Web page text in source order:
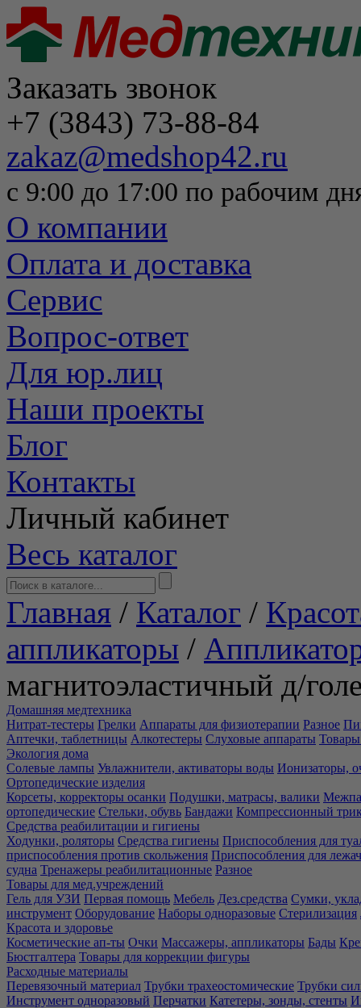
Заказать звонок
+7 (3843) 73-88-84
zakaz@medshop42.ru
с 9:00 до 17:00 по рабочим
О компании
Оплата и доставка
Сервис
Вопрос-ответ
Для юр.лиц
Наши проекты
Блог
Контакты
Личный кабинет
Весь каталог
Главная / Каталог /
аппликаторы /
магнитоэластичный д/
Домашняя медтехника
Нитрат-тестеры Грелки Аппараты для физиотерапии Разное
Аптечки, таблетницы Алкотестеры Слуховые аппараты Товары
Экология дома
Солевые лампы Увлажнители, активаторы воды Ионизаторы,
Ортопедические изделия
Корсеты, корректоры осанки Подушки, матрасы, валики
ортопедические Стельки, обувь Бандажи Компрессионный
Средства реабилитации и гигиены
Ходунки, роляторы Средства гигиены Приспособления для
приспособления против скольжения Приспособления для
судна Тренажеры реабилитационные Разное
Товары для мед.учреждений
Гель для УЗИ Первая помощь Мебель Дез.средства Сумки,
инструмент Оборудование Наборы одноразовые Стерилизация
Красота и здоровье
Косметические ап-ты Очки Массажеры, аппликаторы Бады
Бюстгалтера Товары для коррекции фигуры
Расходные материалы
Перевязочный материал Трубки трахеостомические Трубки
Инструмент одноразовый Перчатки Катетеры, зонды, стенты